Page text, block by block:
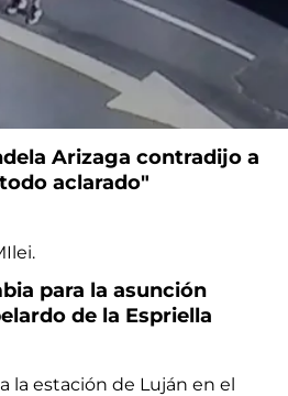
Arizaga contradijo a
aclarado"
para la asunción
de la Espriella